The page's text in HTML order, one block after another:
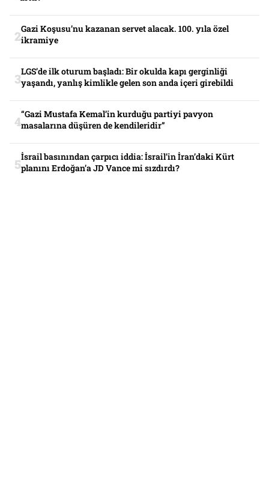
Gazi Koşusu’nu kazanan servet alacak. 100. yıla özel
ikramiye
LGS’de ilk oturum başladı: Bir okulda kapı gerginliği
yaşandı, yanlış kimlikle gelen son anda içeri girebildi
“Gazi Mustafa Kemal’in kurduğu partiyi pavyon
masalarına düşüren de kendileridir”
İsrail basınından çarpıcı iddia: İsrail’in İran’daki Kürt
planını Erdoğan’a JD Vance mi sızdırdı?